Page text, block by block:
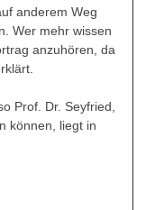
anderem Weg
Wer mehr wissen
anzuhören, da
Prof. Dr. Seyfried,
können, liegt in